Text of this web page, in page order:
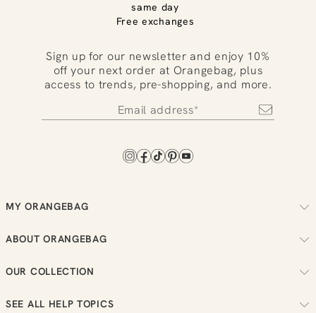
same day
Free exchanges
Sign up for our newsletter and enjoy 10%
off your next order at Orangebag, plus
access to trends, pre-shopping, and more.
MY ORANGEBAG
Arrange your returns
ABOUT ORANGEBAG
Sustainability
OUR COLLECTION
Men
SEE ALL HELP TOPICS